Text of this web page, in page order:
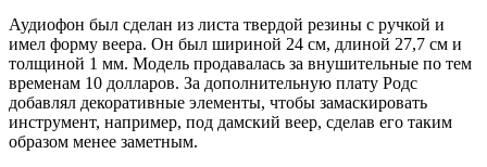
Аудиофон был сделан из листа твердой резины с ручкой и
имел форму веера. Он был шириной 24 см, длиной 27,7 см и
толщиной 1 мм. Модель продавалась за внушительные по тем
временам 10 долларов. За дополнительную плату Родс
добавлял декоративные элементы, чтобы замаскировать
инструмент, например, под дамский веер, сделав его таким
образом менее заметным.